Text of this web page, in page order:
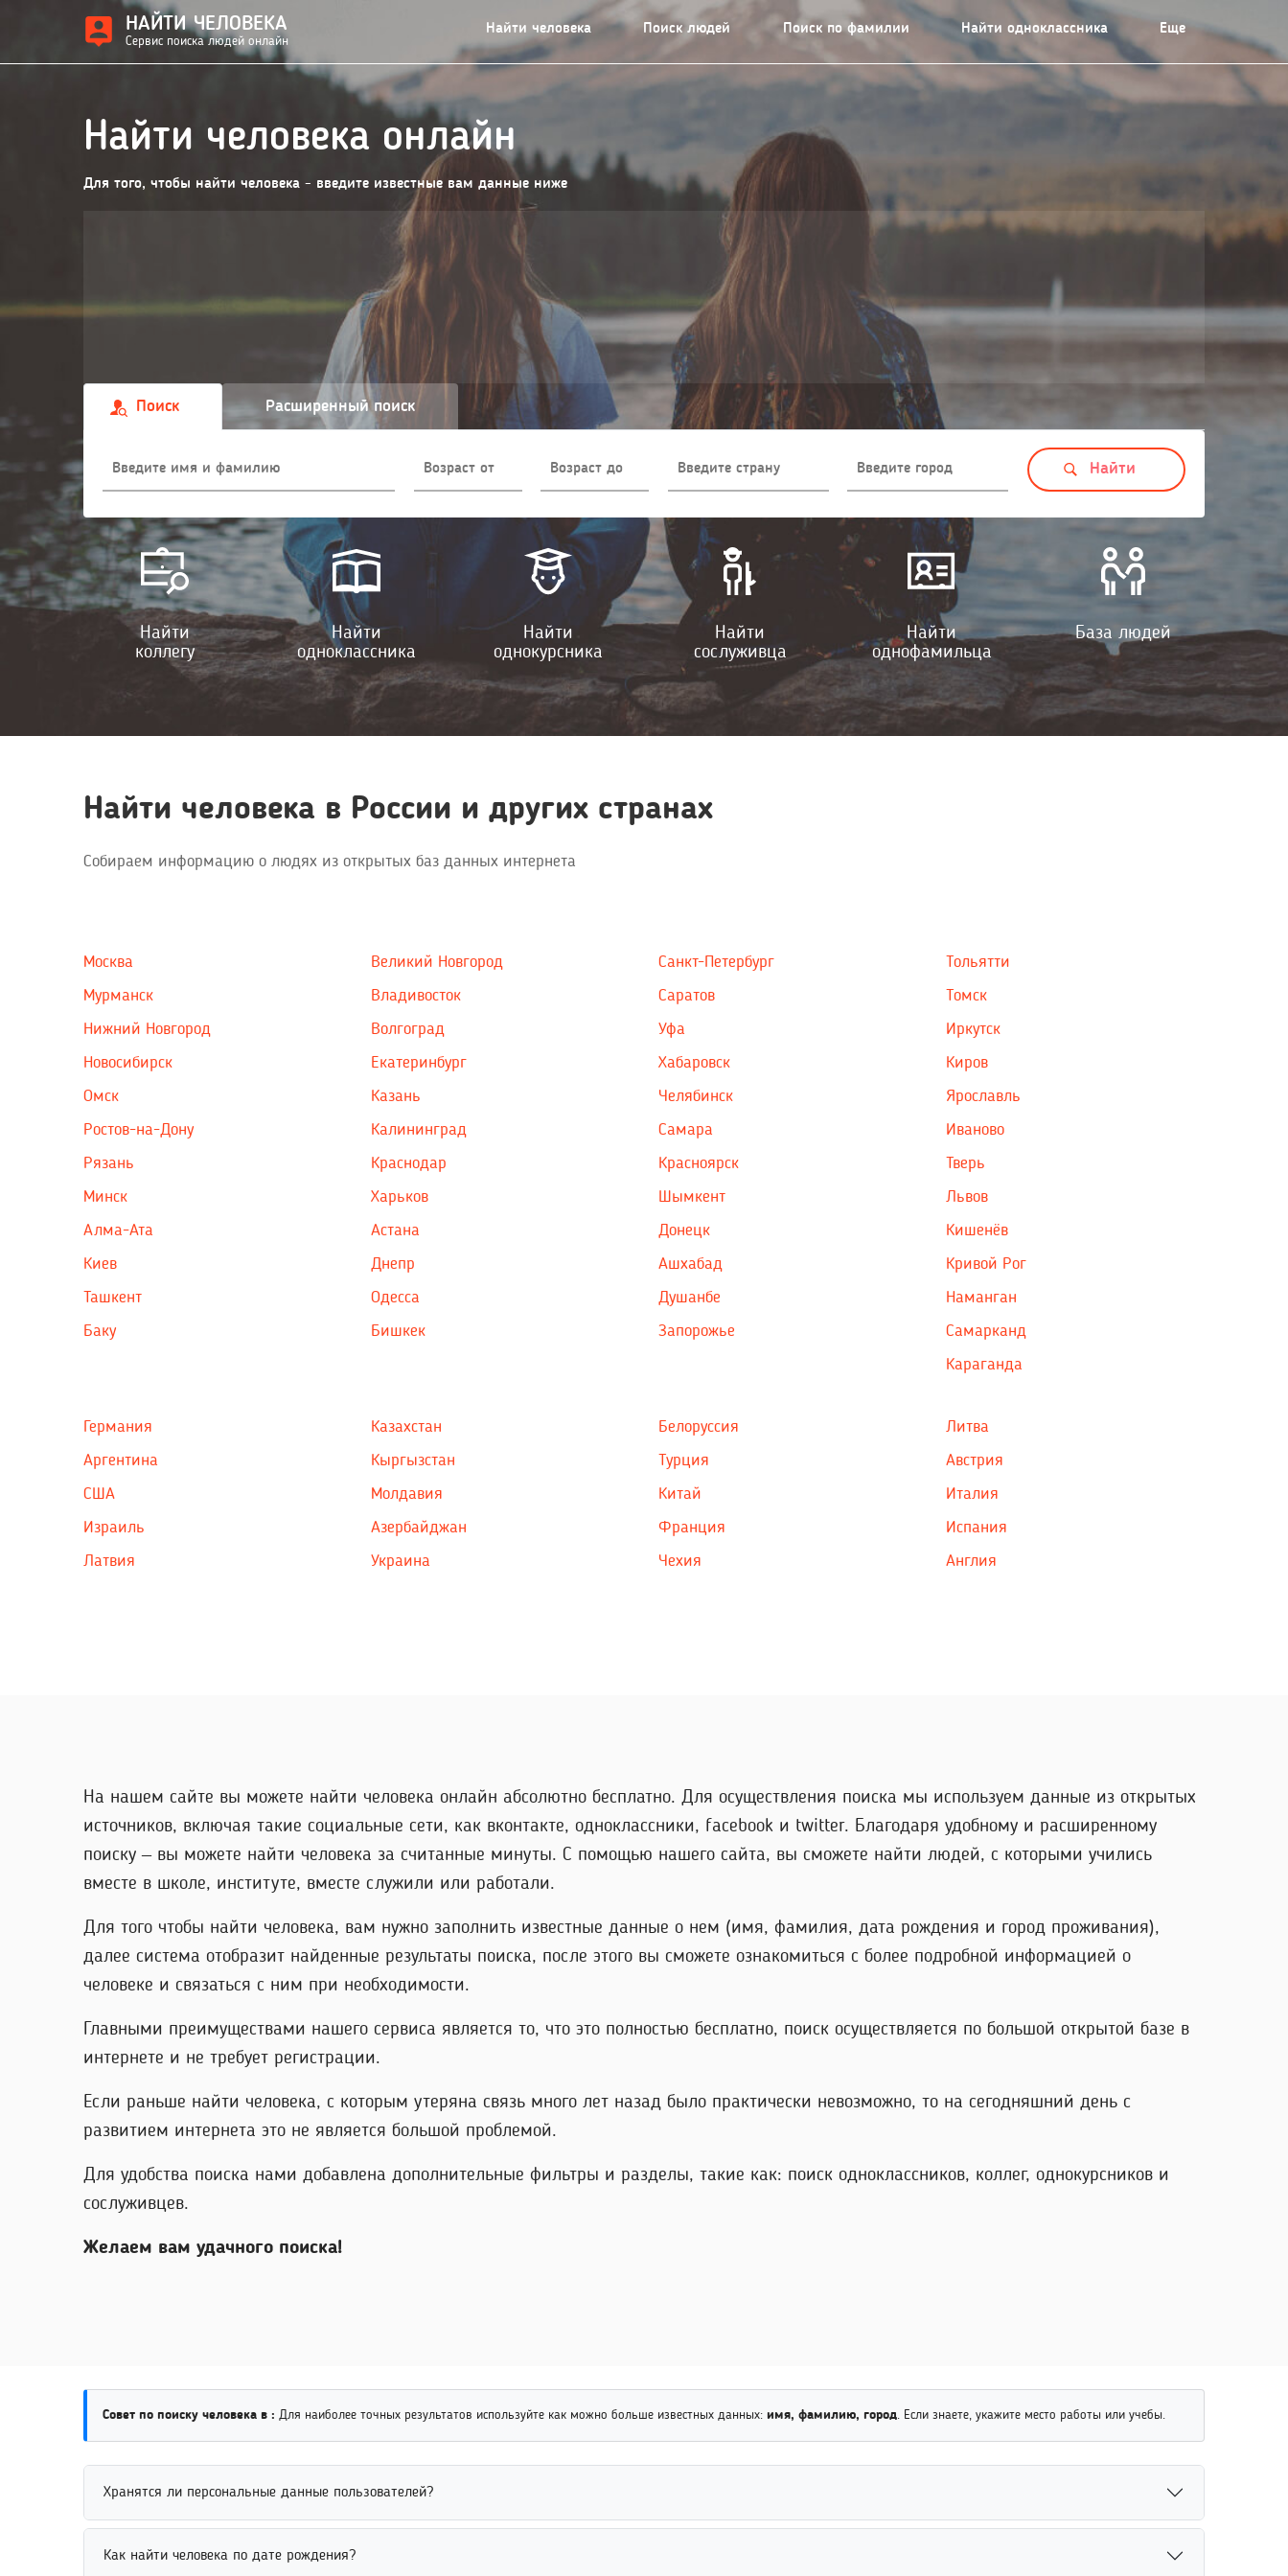
НАЙТИ ЧЕЛОВЕКА
Сервис поиска людей онлайн
Найти человека Поиск людей Поиск по фамилии Найти одноклассника Еще
Найти человека онлайн
Для того, чтобы найти человека - введите известные вам данные ниже
Поиск Расширенный поиск
Найти
коллегу
Найти
одноклассника
Найти
однокурсника
Найти
сослуживца
Найти
однофамильца
База людей
Найти человека в России и других странах
Собираем информацию о людях из открытых баз данных интернета
Москва
Мурманск
Нижний Новгород
Новосибирск
Омск
Ростов-на-Дону
Рязань
Великий Новгород
Владивосток
Волгоград
Екатеринбург
Казань
Калининград
Краснодар
Санкт-Петербург
Саратов
Уфа
Хабаровск
Челябинск
Самара
Красноярск
Тольятти
Томск
Иркутск
Киров
Ярославль
Иваново
Тверь
Минск
Алма-Ата
Киев
Ташкент
Баку
Харьков
Астана
Днепр
Одесса
Бишкек
Шымкент
Донецк
Ашхабад
Душанбе
Запорожье
Львов
Кишенёв
Кривой Рог
Наманган
Самарканд
Караганда
Германия
Аргентина
США
Израиль
Латвия
Казахстан
Кыргызстан
Молдавия
Азербайджан
Украина
Белоруссия
Турция
Китай
Франция
Чехия
Литва
Австрия
Италия
Испания
Англия
На нашем сайте вы можете найти человека онлайн абсолютно бесплатно. Для осуществления поиска мы используем данные из открытых
источников, включая такие социальные сети, как вконтакте, одноклассники, facebook и twitter. Благодаря удобному и расширенному
поиску – вы можете найти человека за считанные минуты. С помощью нашего сайта, вы сможете найти людей, с которыми учились
вместе в школе, институте, вместе служили или работали.
Для того чтобы найти человека, вам нужно заполнить известные данные о нем (имя, фамилия, дата рождения и город проживания),
далее система отобразит найденные результаты поиска, после этого вы сможете ознакомиться с более подробной информацией о
человеке и связаться с ним при необходимости.
Главными преимуществами нашего сервиса является то, что это полностью бесплатно, поиск осуществляется по большой открытой базе в
интернете и не требует регистрации.
Если раньше найти человека, с которым утеряна связь много лет назад было практически невозможно, то на сегодняшний день с
развитием интернета это не является большой проблемой.
Для удобства поиска нами добавлена дополнительные фильтры и разделы, такие как: поиск одноклассников, коллег, однокурсников и
сослуживцев.
Желаем вам удачного поиска!
Совет по поиску человека в : Для наиболее точных результатов используйте как можно больше известных данных: имя, фамилию, город . Если знаете, укажите место работы или учебы.
Хранятся ли персональные данные пользователей?
Персональные данные пользователей могут храниться только в рамках политики конфиденциальности сервиса и действующего законодательства. Большинство
Как найти человека по дате рождения?